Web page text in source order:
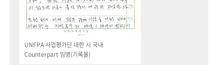
UNFPA 사업평가단 내한 시 국내
Counterpart 임명(기록물)